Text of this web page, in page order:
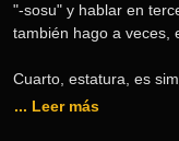
"-sosu" y hablar en
también hago a veces,
Cuarto, estatura, es
... Leer más